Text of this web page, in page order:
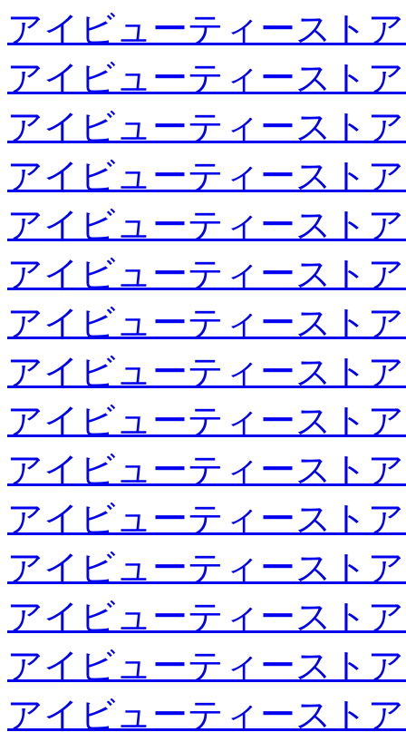
アイビューティースト
アイビューティースト
アイビューティースト
アイビューティースト
アイビューティースト
アイビューティースト
アイビューティースト
アイビューティースト
アイビューティースト
アイビューティースト
アイビューティースト
アイビューティースト
アイビューティースト
アイビューティースト
アイビューティースト